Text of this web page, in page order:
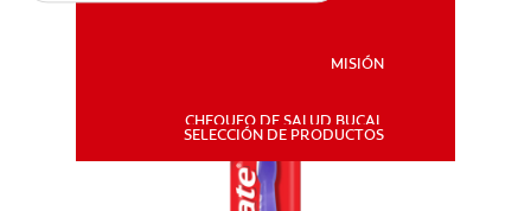
MISIÓN
CHEQUEO DE SALUD BUCAL
SELECCIÓN DE PRODUCTOS